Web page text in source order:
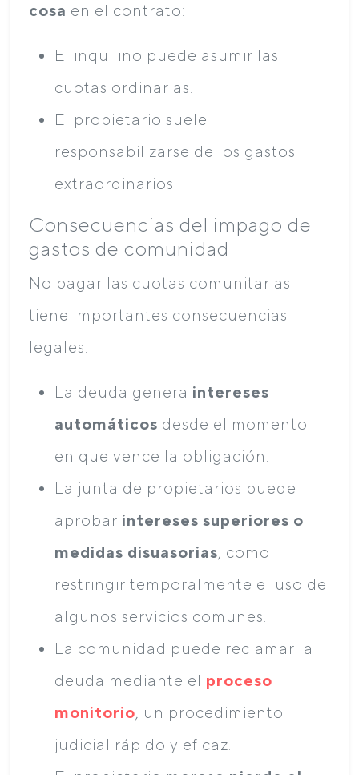
cosa en el contrato:
El inquilino puede asumir las
cuotas ordinarias.
El propietario suele
responsabilizarse de los gastos
extraordinarios.
Consecuencias del impago de
gastos de comunidad
No pagar las cuotas comunitarias
tiene importantes consecuencias
legales:
La deuda genera intereses
automáticos desde el momento
en que vence la obligación.
La junta de propietarios puede
aprobar intereses superiores o
medidas disuasorias , como
restringir temporalmente el uso de
algunos servicios comunes.
La comunidad puede reclamar la
deuda mediante el proceso
monitorio , un procedimiento
judicial rápido y eficaz.